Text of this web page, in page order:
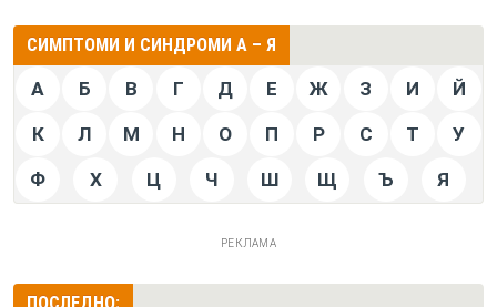
СИМПТОМИ И СИНДРОМИ А – Я
А Б В Г Д Е Ж З И Й
К Л М Н О П Р С Т У
Ф Х Ц Ч Ш Щ Ъ Я
РЕКЛАМА